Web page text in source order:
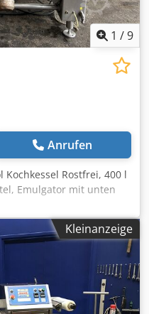
1 /9
Anrufen
Kochkessel Rostfrei, 400 l
Emulgator mit unten
120 mm,
Kippen zum
Rysx Agusa
Kleinanzeige